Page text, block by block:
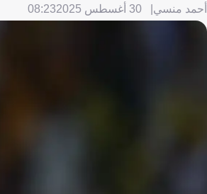
أحمد منسي 30 أغسطس 2025 08:23